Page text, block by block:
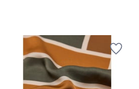
66%
réduction
appliquée.